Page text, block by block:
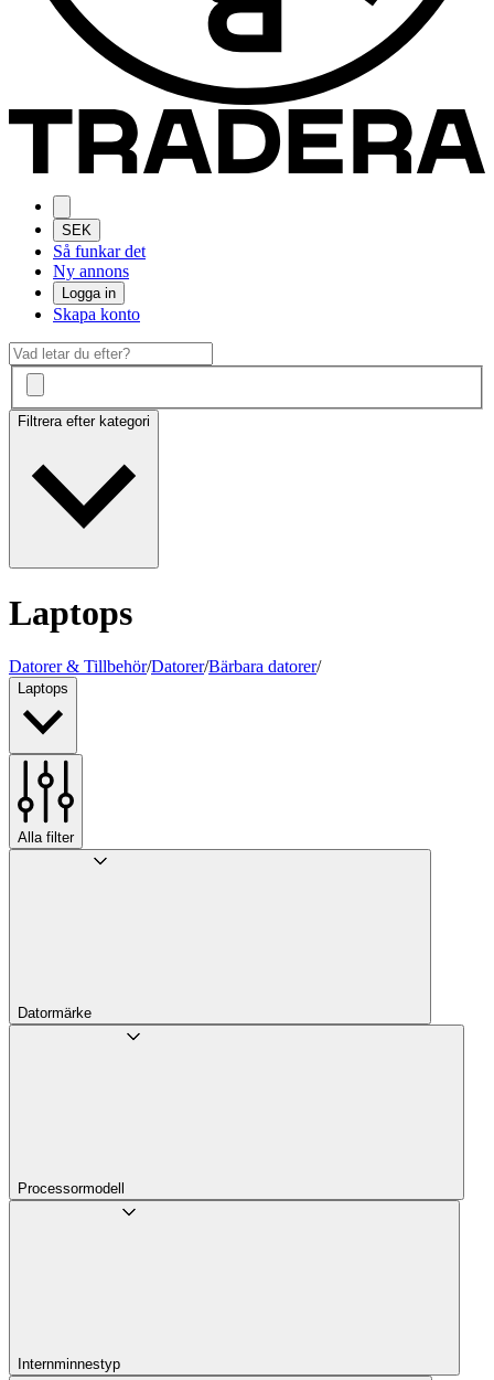
SEK
Så funkar det
Ny annons
Logga in
Skapa konto
Filtrera efter kategori
Laptops
Datorer & Tillbehör/Datorer/Bärbara datorer/
Laptops
Alla filter
Datormärke
Processor­modell
Internminnestyp